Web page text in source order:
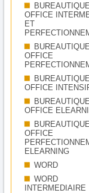
BUREAUTIQUE
OFFICE
ET
BUREAUTIQUE
OFFICE
BUREAUTIQUE
OFFICE
BUREAUTIQUE
OFFICE
BUREAUTIQUE
OFFICE
ELEARNING
WORD
WORD
INTERMEDIAIRE